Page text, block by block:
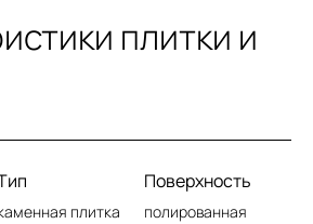
плитки и
плитка
Поверхность
полированная